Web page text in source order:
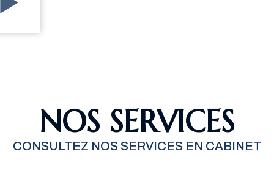
NOS SERVICES
CONSULTEZ NOS SERVICES EN CABINET